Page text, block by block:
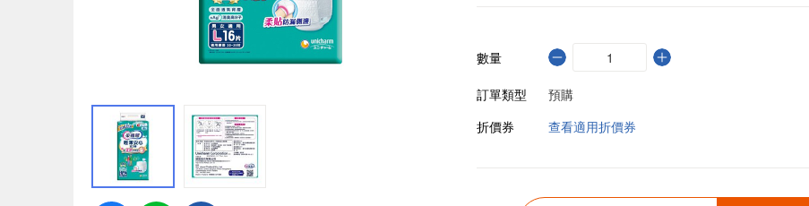
數量
訂單類型
預購
折價券
查看適用折價券